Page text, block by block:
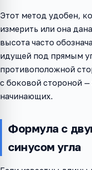
Этот метод удобен,
измерить или она
высота часто
идущей под прямым
противоположной
с боковой стороной
начинающих.
Формула с
синусом угла